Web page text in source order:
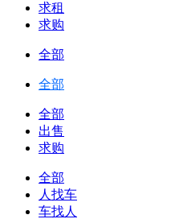
求租
求购
全部
全部
全部
出售
求购
全部
人找车
车找人